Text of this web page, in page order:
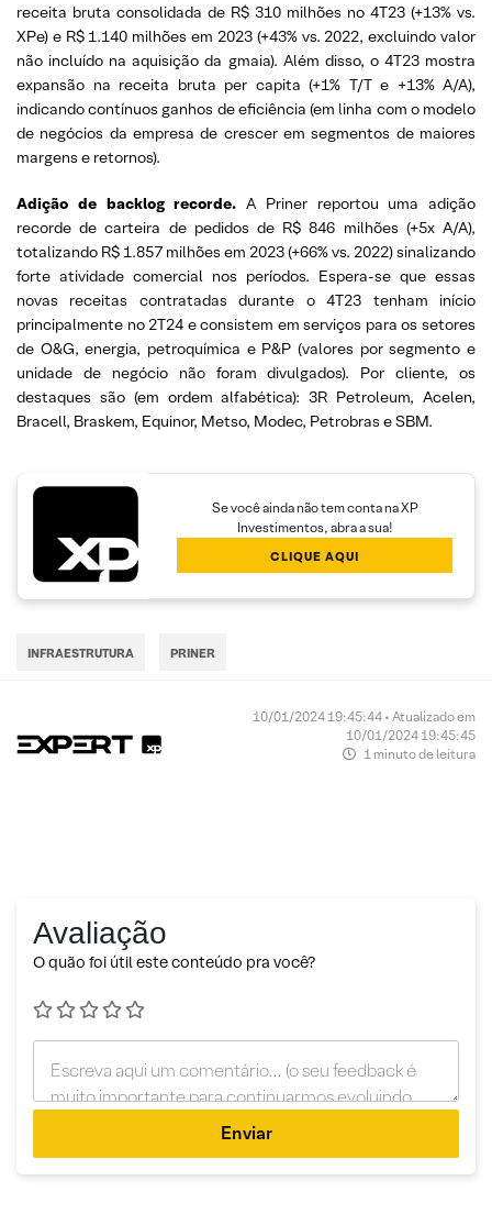
receita bruta consolidada de R$ 310 milhões no 4T23 (+13% vs.
XPe) e R$ 1.140 milhões em 2023 (+43% vs. 2022, excluindo valor
não incluído na aquisição da gmaia). Além disso, o 4T23 mostra
expansão na receita bruta per capita (+1% T/T e +13% A/A),
indicando contínuos ganhos de eficiência (em linha com o modelo
de negócios da empresa de crescer em segmentos de maiores
margens e retornos).
Adição de backlog recorde. A Priner reportou uma adição
recorde de carteira de pedidos de R$ 846 milhões (+5x A/A),
totalizando R$ 1.857 milhões em 2023 (+66% vs. 2022) sinalizando
forte atividade comercial nos períodos. Espera-se que essas
novas receitas contratadas durante o 4T23 tenham início
principalmente no 2T24 e consistem em serviços para os setores
de O&G, energia, petroquímica e P&P (valores por segmento e
unidade de negócio não foram divulgados). Por cliente, os
destaques são (em ordem alfabética): 3R Petroleum, Acelen,
Bracell, Braskem, Equinor, Metso, Modec, Petrobras e SBM.
Se você ainda não tem conta na XP
Investimentos, abra a sua!
CLIQUE AQUI
INFRAESTRUTURA PRINER
10/01/2024 19:45:44 • Atualizado em
10/01/2024 19:45:45
1 minuto de leitura
Avaliação
O quão foi útil este conteúdo pra você?
Enviar